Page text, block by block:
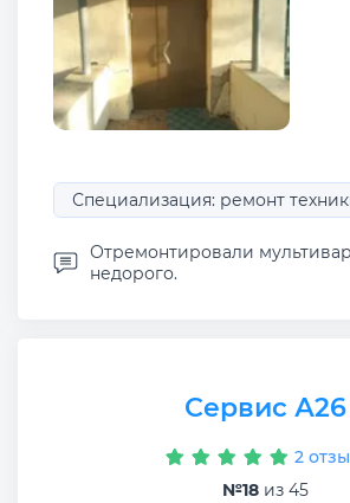
Специализация: ремонт
Отремонтировали
недорого.
Сервис А26
2
№18из 45